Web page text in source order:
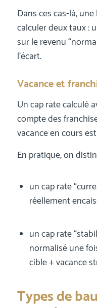
Dans ces cas-là,
calculer deux taux :
sur le revenu
l’écart.
Vacance et
Un cap rate calculé
compte des
vacance en cours
En pratique, on
un cap rate
réellement
un cap rate
normalisé une
cible + vacance
Types de